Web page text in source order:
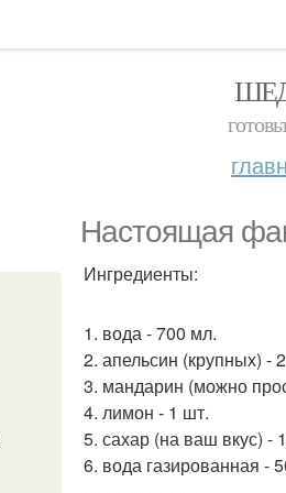
Настоящая
Ингредиенты:
1. вода - 700 мл.
2. апельсин (крупных) -
3. мандарин (можно
4. лимон - 1 шт.
5. сахар (на ваш вкус) -
6. вода газированная -